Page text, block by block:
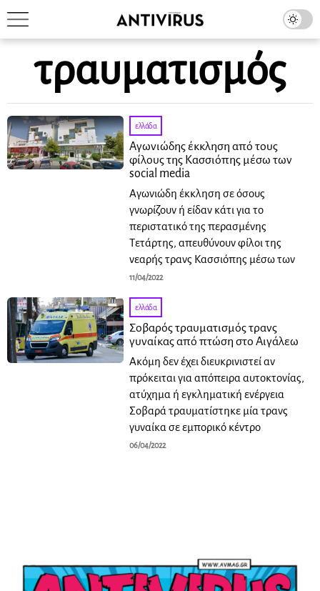
τραυματισμός
ελλάδα
Αγωνιώδης έκκληση από τους
φίλους της Κασσιόπης μέσω των
social media
Αγωνιώδη έκκληση σε όσους
γνωρίζουν ή είδαν κάτι για το
περιστατικό της περασμένης
Τετάρτης, απευθύνουν φίλοι της
νεαρής τρανς Κασσιόπης μέσω των
11/04/2022
ελλάδα
Σοβαρός τραυματισμός τρανς
γυναίκας από πτώση στο Αιγάλεω
Ακόμη δεν έχει διευκρινιστεί αν
πρόκειται για απόπειρα αυτοκτονίας,
ατύχημα ή εγκληματική ενέργεια
Σοβαρά τραυματίστηκε μία τρανς
γυναίκα σε εμπορικό κέντρο
06/04/2022